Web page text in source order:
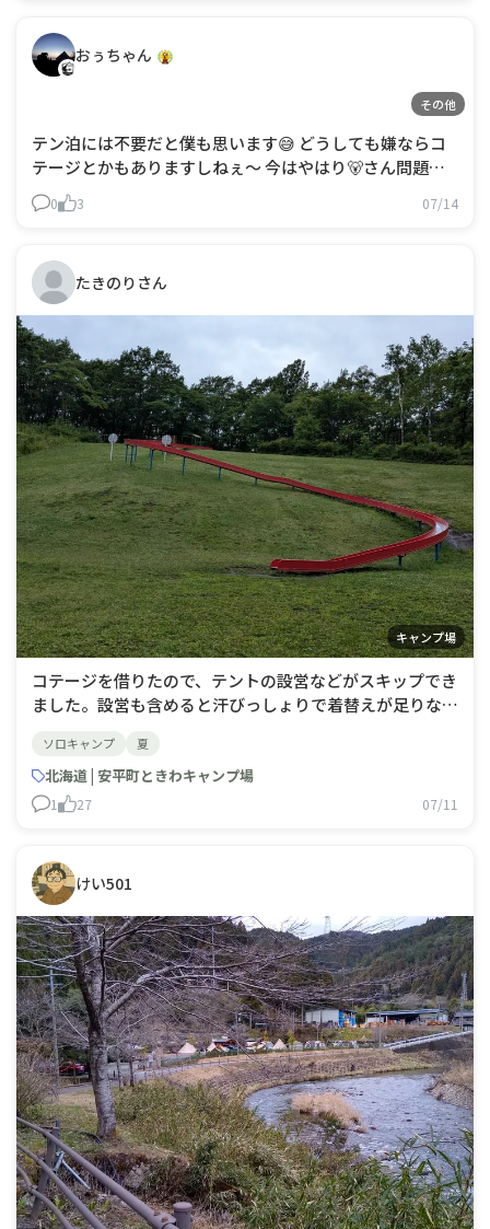
おぅちゃん
その他
テン泊には不要だと僕も思います😅 どうしても嫌ならコ
テージとかもありますしねぇ～ 今はやはり🐻さん問題も
あり、ウチの場合はやはり 難しそうなので･･･ しばらくは
お休みして皆さんの投稿を楽しみにしておきます～（苦
0 3 07/14
たきのりさん
キャンプ場
コテージを借りたので、テントの設営などがスキップでき
ました。設営も含めると汗びっしょりで着替えが足りなか
荷物をリアカーで運ばなくちゃ行けなかったので、このリ
アカーを引くのも重労働でした。行きも帰りもリアカーだ
けで汗びっしょりでした。これだけ暑かった
ソロキャンプ 夏
北海道 | 安平町ときわキャンプ場
1 27 07/11
けい501